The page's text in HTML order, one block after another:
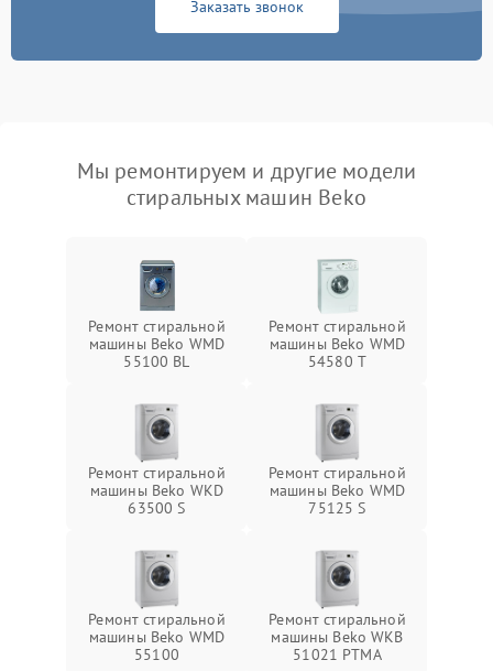
Заказать звонок
Мы ремонтируем и другие модели
стиральных машин Beko
Ремонт стиральной
машины Beko WMD
55100 BL
Ремонт стиральной
машины Beko WMD
54580 T
Ремонт стиральной
машины Beko WKD
63500 S
Ремонт стиральной
машины Beko WMD
75125 S
Ремонт стиральной
машины Beko WMD
55100
Ремонт стиральной
машины Beko WKB
51021 PTМА